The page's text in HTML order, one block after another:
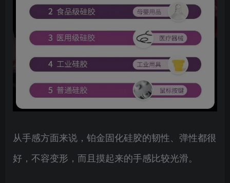
从手感方面来说，铂金固化硅胶的韧性、弹性都很
好，不容变形，而且摸起来的手感比较光滑。